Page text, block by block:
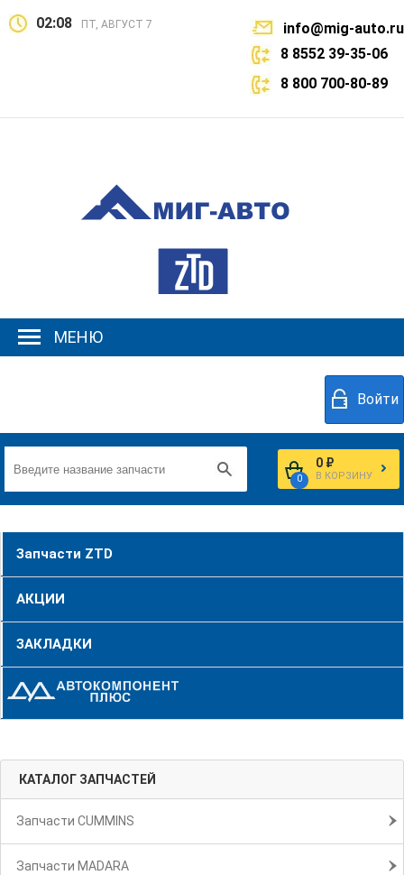
02:08 ПТ, АВГУСТ 7
info@mig-auto.ru
8 8552 39-35-06
8 800 700-80-89
МЕНЮ
Войти
0
0 ₽
В КОРЗИНУ
Запчасти ZTD
АКЦИИ
ЗАКЛАДКИ
КАТАЛОГ ЗАПЧАСТЕЙ
Запчасти CUMMINS
Запчасти MADARA